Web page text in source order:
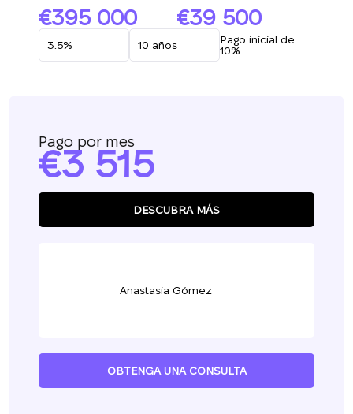
395 000 39 500
Pago inicial de
10%
Pago por mes
3 515
DESCUBRA MÁS
Anastasia Gómez
OBTENGA UNA CONSULTA